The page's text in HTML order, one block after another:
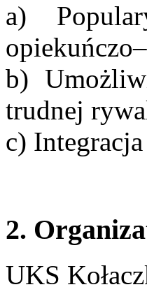
a)
b)
trudnej
c)
2.
UKS